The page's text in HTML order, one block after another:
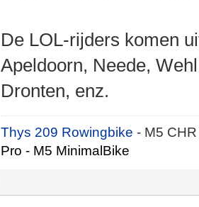
De LOL-rijders komen
Apeldoorn, Neede,
Dronten, enz.
Thys 209 Rowingbike- M5
Pro - M5 MinimalBike